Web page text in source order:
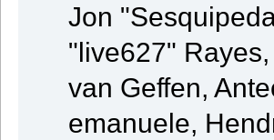
Jon
"live627"
van Geffen,
emanuele,